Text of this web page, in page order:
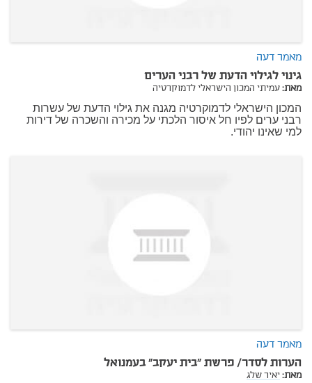
מאמר דעה
גינוי לגילוי הדעת של רבני הערים
מאת:עמיתי המכון הישראלי לדמוקרטיה
המכון הישראלי לדמוקרטיה מגנה את גילוי הדעת של עשרות
רבני ערים לפיו חל איסור הלכתי על מכירה והשכרה של דירות
למי שאינו יהודי.
מאמר דעה
הערות לסדר/ פרשת "בית יעקב" בעמנואל
מאת:יאיר שלג